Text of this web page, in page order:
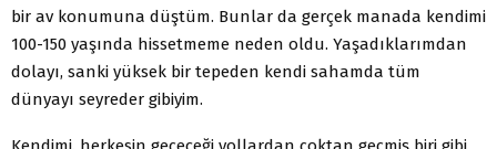
bir av konumuna düştüm. Bunlar da gerçek manada kendimi
100-150 yaşında hissetmeme neden oldu. Yaşadıklarımdan
dolayı, sanki yüksek bir tepeden kendi sahamda tüm
dünyayı seyreder gibiyim.